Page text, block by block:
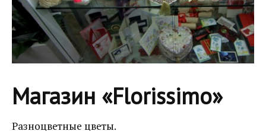
Магазин «Florissimo»
Разноцветные цветы.